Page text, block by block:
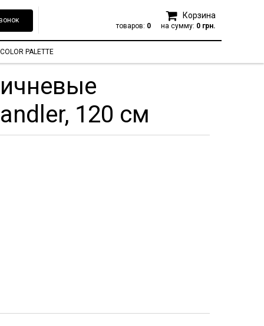
Корзина
товаров: 0 на сумму: 0 грн.
COLOR PALETTE
120 см